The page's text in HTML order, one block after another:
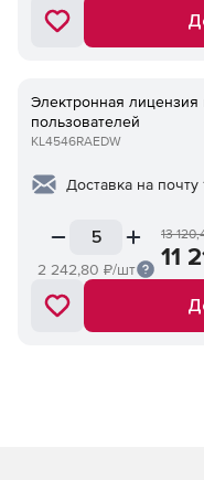
Электронная лицензия
пользователей
KL4546RAEDW
Доставка на
2 242,80 ₽/шт
13
11